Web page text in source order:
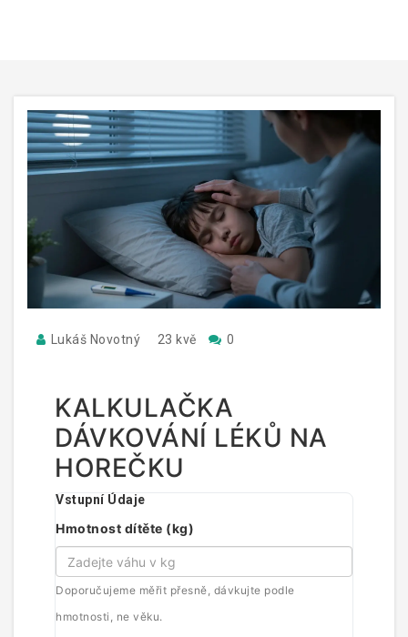
Lukáš Novotný 23 kvě 0
KALKULAČKA
DÁVKOVÁNÍ LÉKŮ NA
HOREČKU
Vstupní Údaje
Hmotnost dítěte (kg)
Doporučujeme měřit přesně, dávkujte podle
hmotnosti, ne věku.